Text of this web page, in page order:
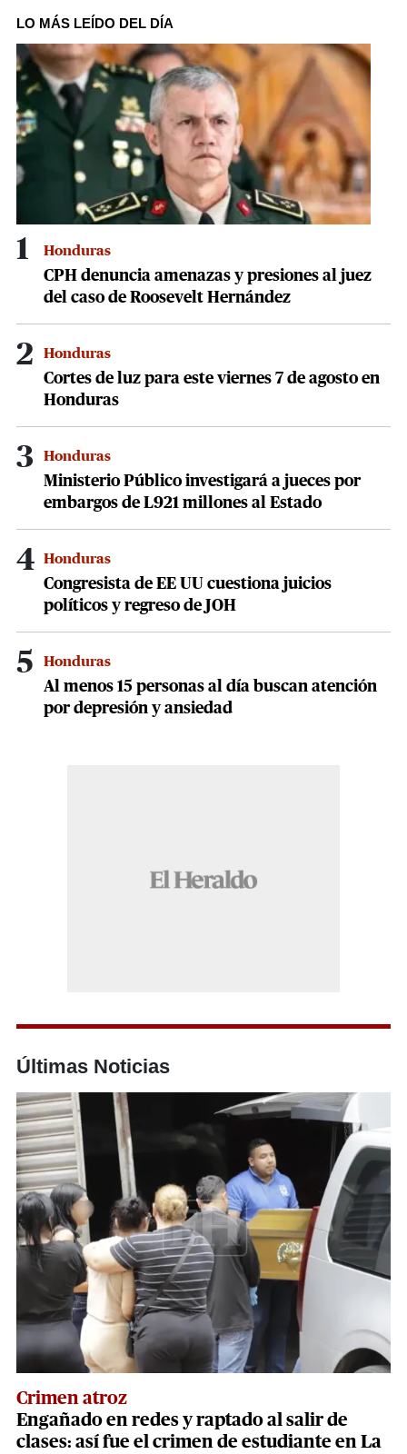
of
2
minutes,
18
seconds
LO MÁS LEÍDO DEL DÍA
1 Honduras
CPH denuncia amenazas y presiones al juez
del caso de Roosevelt Hernández
2 Honduras
Cortes de luz para este viernes 7 de agosto en
Honduras
3 Honduras
Ministerio Público investigará a jueces por
embargos de L921 millones al Estado
4 Honduras
Congresista de EE UU cuestiona juicios
políticos y regreso de JOH
5 Honduras
Al menos 15 personas al día buscan atención
por depresión y ansiedad
Últimas Noticias
Crimen atroz
Engañado en redes y raptado al salir de
clases: así fue el crimen de estudiante en La